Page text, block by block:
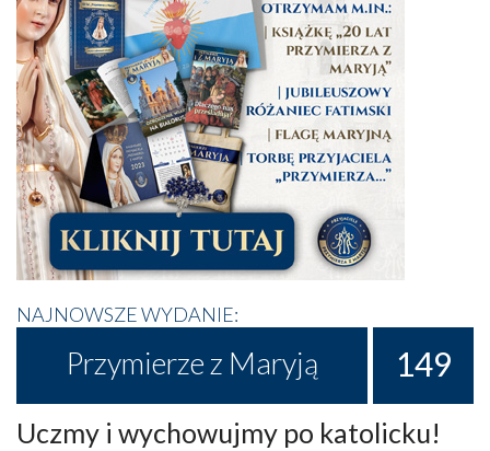
NAJNOWSZE WYDANIE:
Przymierze z Maryją 149
Uczmy i wychowujmy po katolicku!